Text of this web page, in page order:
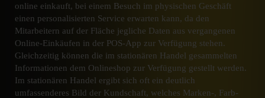
online einkauft, bei einem Besuch im physischen Geschäft
einen personalisierten Service erwarten kann, da den
Mitarbeitern auf der Fläche jegliche Daten aus vergangenen
Online-Einkäufen in der POS-App zur Verfügung stehen.
Gleichzeitig können die im stationären Handel gesammelten
Informationen dem Onlineshop zur Verfügung gestellt werden.
Im stationären Handel ergibt sich oft ein deutlich
umfassenderes Bild der Kundschaft, welches Marken-, Farb-